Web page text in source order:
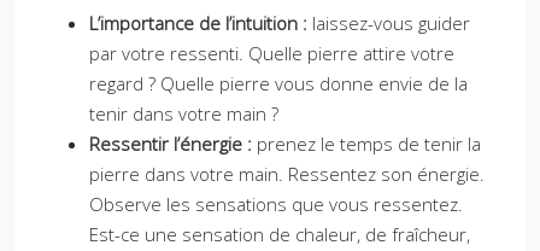
L’importance de l’intuition : laissez-vous guider
par votre ressenti. Quelle pierre attire votre
regard ? Quelle pierre vous donne envie de la
tenir dans votre main ?
Ressentir l’énergie : prenez le temps de tenir la
pierre dans votre main. Ressentez son énergie.
Observe les sensations que vous ressentez.
Est-ce une sensation de chaleur, de fraîcheur,